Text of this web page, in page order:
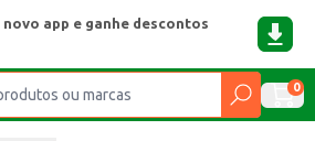
novo app e ganhe descontos
0